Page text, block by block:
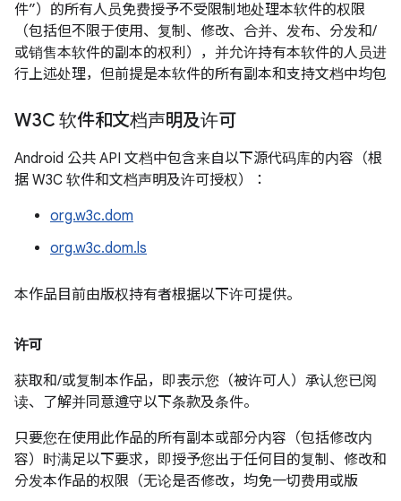
件”）的所有人员免费授予不受限制地处理本软件的权限
（包括但不限于使用、复制、修改、合并、发布、分发和/
或销售本软件的副本的权利），并允许持有本软件的人员进
行上述处理，但前提是本软件的所有副本和支持文档中均包
本软件按“原样”提供，不提供任何形式（明示或暗示）的保
证，包括但不限于针对适销性、特定用途适用性以及不对第
三方构成侵权的保证。在任何情况下，无论是在合同诉讼、
性能造成的以及与使用本软件或本软件的性能相关的任何索
赔，任何特殊、间接或结果性损害，或任何因本软件无法使
用、数据丢失或利润损失造成的损害，本声明中提到的版权
持有者均不承担任何责任。
授权的情况下，不得在广告中或以其他形式使用版权持有者
W3C 软件和文档声明及许可
Android 公共 API 文档中包含来自以下源代码库的内容（根
据 W3C 软件和文档声明及许可授权）：
org.w3c.dom
org.w3c.dom.ls
本作品目前由版权持有者根据以下许可提供。
许可
获取和/或复制本作品，即表示您（被许可人）承认您已阅
读、了解并同意遵守以下条款及条件。
只要您在使用此作品的所有副本或部分内容（包括修改内
容）时满足以下要求，即授予您出于任何目的复制、修改和
分发本作品的权限（无论是否修改，均免一切费用或版